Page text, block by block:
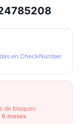
en CheckNumber
de bloqueo
6 meses